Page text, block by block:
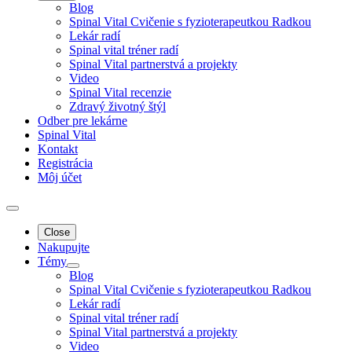
Blog
Spinal Vital Cvičenie s fyzioterapeutkou Radkou
Lekár radí
Spinal vital tréner radí
Spinal Vital partnerstvá a projekty
Video
Spinal Vital recenzie
Zdravý životný štýl
Odber pre lekárne
Spinal Vital
Kontakt
Registrácia
Môj účet
Close
Nakupujte
Témy
Blog
Spinal Vital Cvičenie s fyzioterapeutkou Radkou
Lekár radí
Spinal vital tréner radí
Spinal Vital partnerstvá a projekty
Video